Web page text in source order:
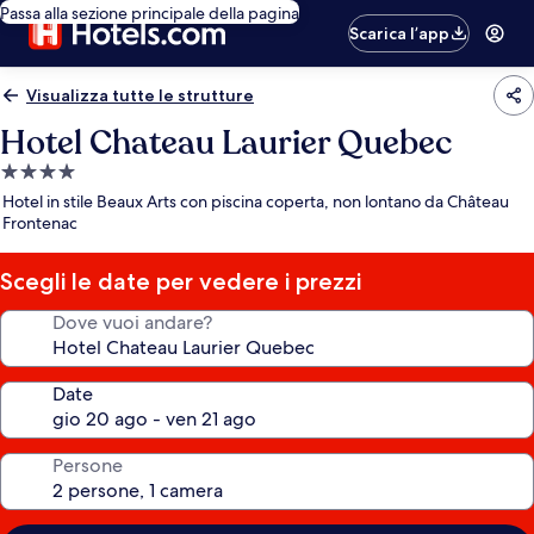
Passa alla sezione principale della pagina
Scarica l’app
Visualizza tutte le strutture
Hotel Chateau Laurier Quebec
Struttura
a
4.0
stelle
Hotel in stile Beaux Arts con piscina coperta, non lontano da Château
Frontenac
Scegli le date per vedere i prezzi
Dove vuoi andare?
Date
Persone